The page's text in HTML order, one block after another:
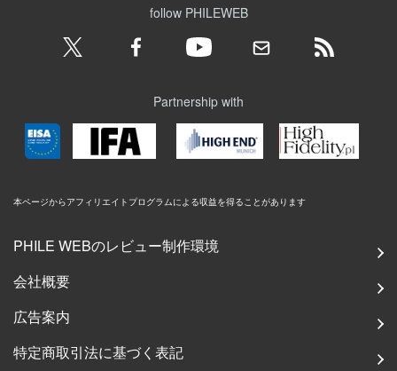
follow PHILEWEB
Partnership with
本ページからアフィリエイトプログラムによる収益を得ることがあります
PHILE WEBのレビュー制作環境
会社概要
広告案内
特定商取引法に基づく表記